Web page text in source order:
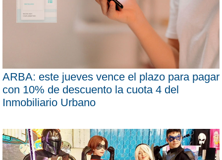
ARBA: este jueves vence el plazo para pagar
con 10% de descuento la cuota 4 del
Inmobiliario Urbano